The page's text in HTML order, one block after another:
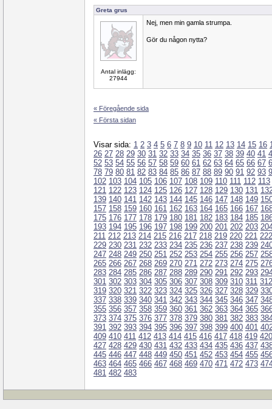
Greta grus
Antal inlägg:
27944
Nej, men min gamla strumpa.
Gör du någon nytta?
« Föregående sida
« Första sidan
Visar sida: 1 2 3 4 5 6 7 8 9 10 11 12 13 14 15 16
26 27 28 29 30 31 32 33 34 35 36 37 38 39 40 41
52 53 54 55 56 57 58 59 60 61 62 63 64 65 66 67
78 79 80 81 82 83 84 85 86 87 88 89 90 91 92 93
102 103 104 105 106 107 108 109 110 111 112 113
121 122 123 124 125 126 127 128 129 130 131
139 140 141 142 143 144 145 146 147 148 149
157 158 159 160 161 162 163 164 165 166 167
175 176 177 178 179 180 181 182 183 184 185
193 194 195 196 197 198 199 200 201 202 203
211 212 213 214 215 216 217 218 219 220 221 222
229 230 231 232 233 234 235 236 237 238 239
247 248 249 250 251 252 253 254 255 256 257
265 266 267 268 269 270 271 272 273 274 275
283 284 285 286 287 288 289 290 291 292 293
301 302 303 304 305 306 307 308 309 310 311 312
319 320 321 322 323 324 325 326 327 328 329
337 338 339 340 341 342 343 344 345 346 347
355 356 357 358 359 360 361 362 363 364 365
373 374 375 376 377 378 379 380 381 382 383
391 392 393 394 395 396 397 398 399 400 401
409 410 411 412 413 414 415 416 417 418 419 420
427 428 429 430 431 432 433 434 435 436 437
445 446 447 448 449 450 451 452 453 454 455
463 464 465 466 467 468 469 470 471 472 473
481 482 483